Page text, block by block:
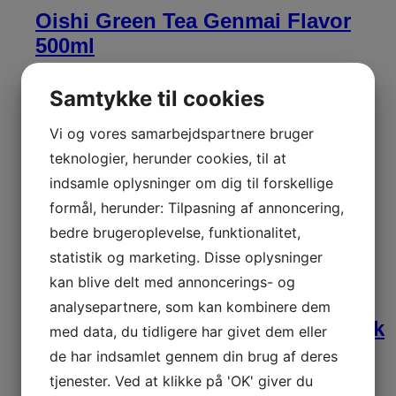
Oishi Green Tea Genmai Flavor
500ml
Bia Saigon Export Premium Beer
4.8% Alc. 330ml
19,00kr. Inkl.moms
Læg i kurv
Nestle Sweetened Condensed Milk
397gr.
25,00kr.
Samtykke til cookies
Vi og vores samarbejdspartnere bruger
teknologier, herunder cookies, til at
indsamle oplysninger om dig til forskellige
formål, herunder: Tilpasning af annoncering,
bedre brugeroplevelse, funktionalitet,
statistik og marketing. Disse oplysninger
kan blive delt med annoncerings- og
analysepartnere, som kan kombinere dem
med data, du tidligere har givet dem eller
de har indsamlet gennem din brug af deres
tjenester. Ved at klikke på 'OK' giver du